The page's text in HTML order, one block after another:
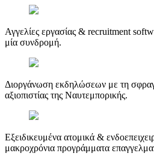
Αγγελίες εργασίας & recruitment
μία συνδρομή.
Διοργάνωση εκδηλώσεων με τη
αξιοπιστίας της Ναυτεμπορικής.
Εξειδικευμένα ατομικά &
μακροχρόνια προγράμματα